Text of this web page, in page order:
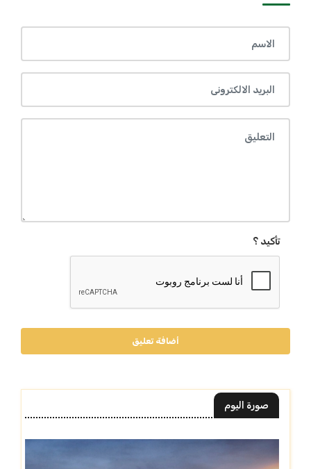
تأكيد ؟
أضافة تعليق
صورة اليوم